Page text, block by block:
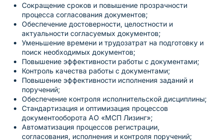
Сокращение сроков и повышение прозрачности
процесса согласования документов;
Обеспечение достоверности, целостности и
актуальности согласуемых документов;
Уменьшение времени и трудозатрат на подготовку и
поиск необходимых документов;
Повышение эффективности работы с документами;
Контроль качества работы с документами;
Повышение эффективности исполнения заданий и
поручений;
Обеспечение контроля исполнительской дисциплины;
Стандартизация и оптимизация процессов
документооборота АО «МСП Лизинг»;
Автоматизация процессов регистрации,
согласования, исполнения и контроля поручений;